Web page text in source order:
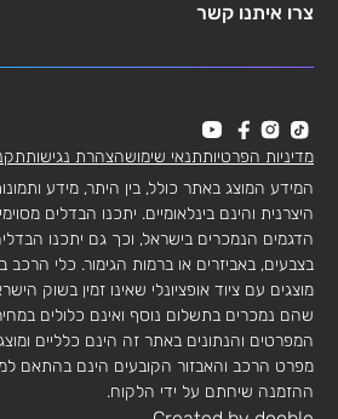
צרו איתנו קשר
מדיניות הפרטיותתנאי שימושהצהרת נגישות
המידע המוצג באתר כולל, בין היתר, מידע
היצרנית והינם בינלאומיים. יתכנו הבדלים
הדגמים הנמכרים בישראל, וכך גם יתכנו
בצבעים, באביזרים או ברמות הגימור. כלי הרכב
מוצגים עם ציוד אופציונלי שאינו זמין בשוק
שהם נמכרים בתשלום נוסף ואינם כלולים
המפרטים והנתונים באתר זה הינם כלליים
מפרט הרכב והאבזור הקובעים הינם בהתאם
ההזמנה שיחתם על ידי הלקוח.